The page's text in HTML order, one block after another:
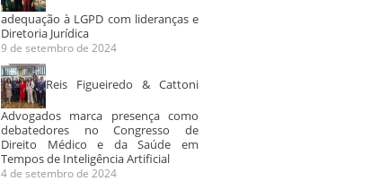
adequação à LGPD com lideranças e
Diretoria Jurídica
9 de setembro de 2024
Reis Figueiredo & Cattoni
Advogados marca presença como
debatedores no Congresso de
Direito Médico e da Saúde em
Tempos de Inteligência Artificial
4 de setembro de 2024